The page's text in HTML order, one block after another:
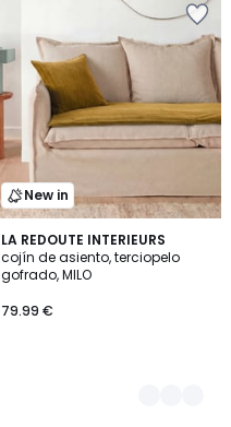
New in
LA REDOUTE INTERIEURS
cojín de asiento, terciopelo
gofrado, MILO
79.99 €
3
Colores